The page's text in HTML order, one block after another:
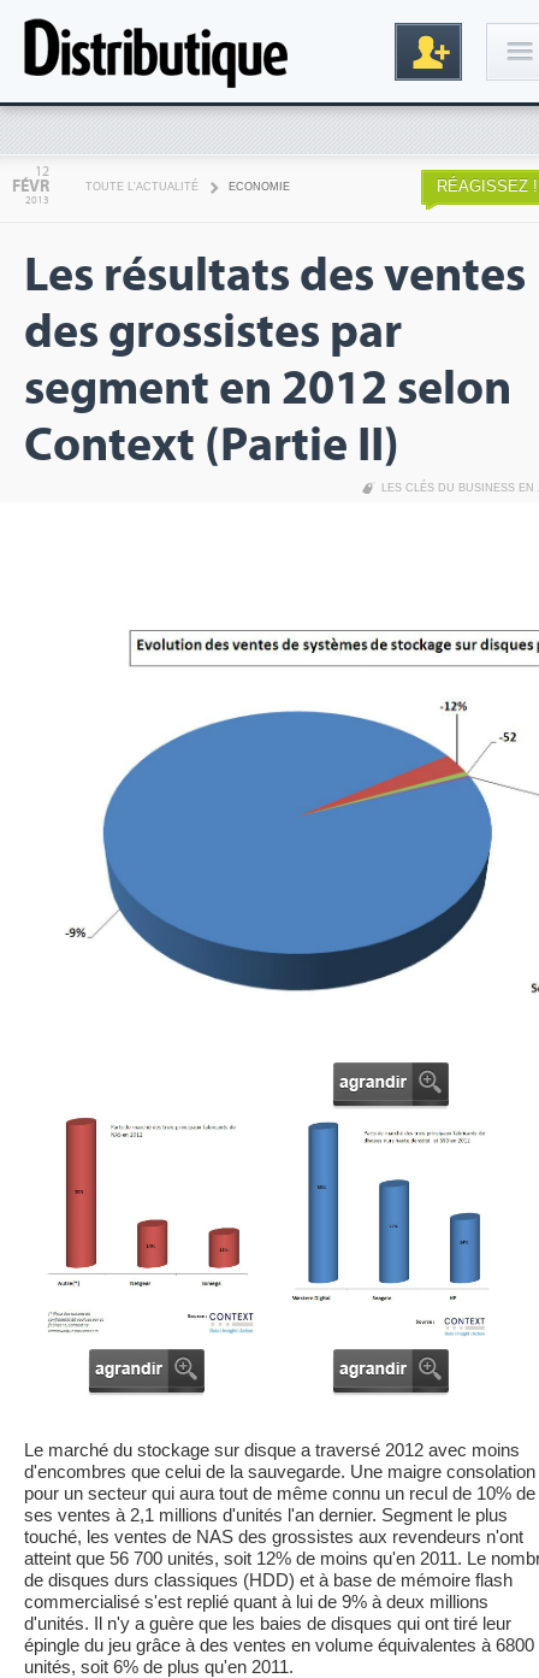
Inscription
gratuite
12
FÉVR
2013
TOUTE L'ACTUALITÉ ECONOMIE RÉAGISSEZ !
Les résultats des ventes
des grossistes par
segment en 2012 selon
Context (Partie II)
LES CLÉS DU BUSINESS EN
Le marché du stockage sur disque a traversé 2012 avec moins
d'encombres que celui de la sauvegarde. Une maigre consolation
pour un secteur qui aura tout de même connu un recul de 10% de
ses ventes à 2,1 millions d'unités l'an dernier. Segment le plus
touché, les ventes de NAS des grossistes aux revendeurs n'ont
atteint que 56 700 unités, soit 12% de moins qu'en 2011. Le
de disques durs classiques (HDD) et à base de mémoire flash
commercialisé s'est replié quant à lui de 9% à deux millions
d'unités. Il n'y a guère que les baies de disques qui ont tiré leur
épingle du jeu grâce à des ventes en volume équivalentes à 6800
unités, soit 6% de plus qu'en 2011.